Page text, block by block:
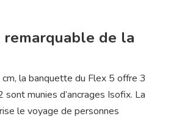
de la
la banquette du Flex 5 offre 3
munies d’ancrages Isofix. La
le voyage de personnes